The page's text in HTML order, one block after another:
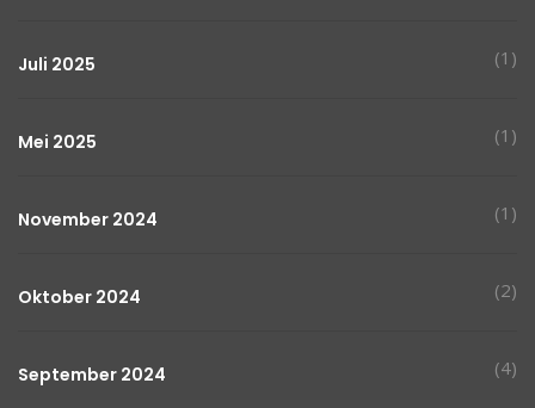
Juli 2025 (1)
Mei 2025 (1)
November 2024 (1)
Oktober 2024 (2)
September 2024 (4)